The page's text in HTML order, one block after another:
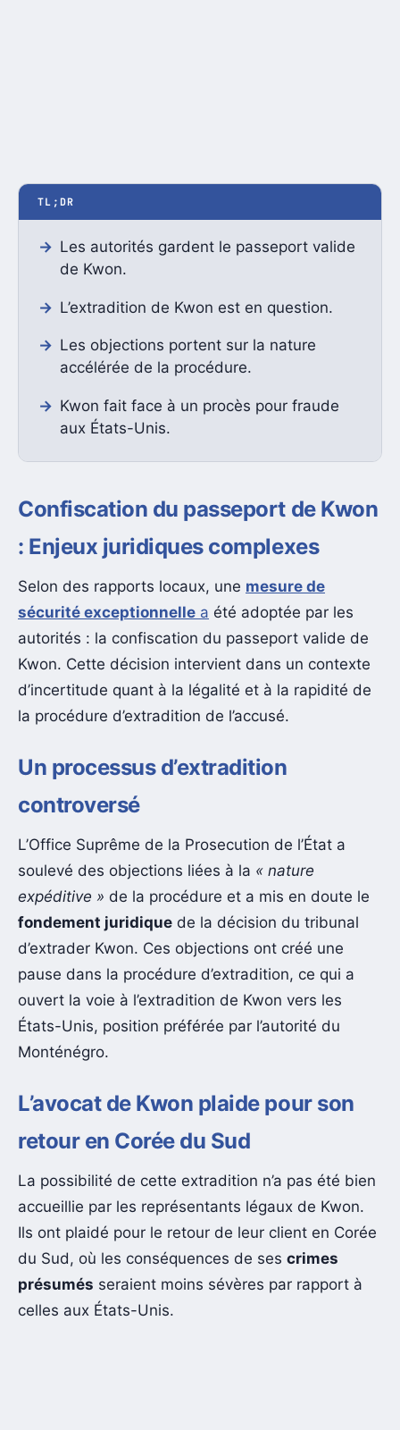
TL;DR
Les autorités gardent le passeport valide
de Kwon.
L’extradition de Kwon est en question.
Les objections portent sur la nature
accélérée de la procédure.
Kwon fait face à un procès pour fraude
aux États-Unis.
Confiscation du passeport de Kwon
: Enjeux juridiques complexes
Selon des rapports locaux, une mesure de
sécurité exceptionnelle a été adoptée par les
autorités : la confiscation du passeport valide de
Kwon. Cette décision intervient dans un contexte
d’incertitude quant à la légalité et à la rapidité de
la procédure d’extradition de l’accusé.
Un processus d’extradition
controversé
L’Office Suprême de la Prosecution de l’État a
soulevé des objections liées à la « nature
expéditive » de la procédure et a mis en doute le
fondement juridique de la décision du tribunal
d’extrader Kwon. Ces objections ont créé une
pause dans la procédure d’extradition, ce qui a
ouvert la voie à l’extradition de Kwon vers les
États-Unis, position préférée par l’autorité du
Monténégro.
L’avocat de Kwon plaide pour son
retour en Corée du Sud
La possibilité de cette extradition n’a pas été bien
accueillie par les représentants légaux de Kwon.
Ils ont plaidé pour le retour de leur client en Corée
du Sud, où les conséquences de ses crimes
présumés seraient moins sévères par rapport à
celles aux États-Unis.